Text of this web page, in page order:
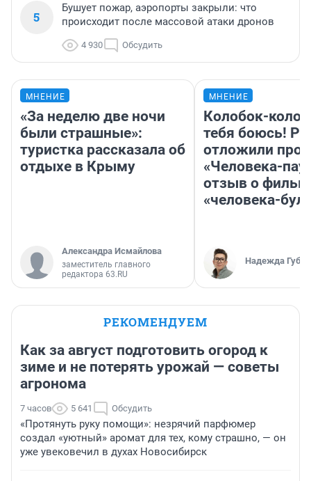
5
Бушует пожар, аэропорты закрыли: что
происходит после массовой атаки дронов
4 930 Обсудить
МНЕНИЕ
«За неделю две ночи
были страшные»:
туристка рассказала об
отдыхе в Крыму
Александра Исмайлова
заместитель главного
редактора 63.RU
МНЕНИЕ
Колобок-
тебя боюсь!
отложили
«Человека-
отзыв о
«человека-
Надежда
РЕКОМЕНДУЕМ
Как за август подготовить огород к
зиме и не потерять урожай — советы
агронома
7 часов 5 641 Обсудить
«Протянуть руку помощи»: незрячий парфюмер
создал «уютный» аромат для тех, кому страшно, — он
уже увековечил в духах Новосибирск